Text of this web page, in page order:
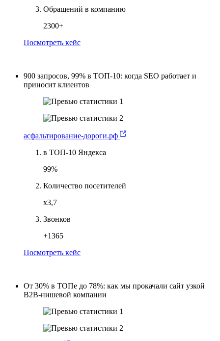
Обращений в компанию
2300+
Посмотреть кейс
900 запросов, 99% в ТОП-10: когда SEO работает и
приносит клиентов
асфальтирование-дороги.рф
в ТОП-10 Яндекса
99%
Количество посетителей
х3,7
Звонков
+1365
Посмотреть кейс
От 30% в ТОПе до 78%: как мы прокачали сайт узкой
B2B-нишевой компании